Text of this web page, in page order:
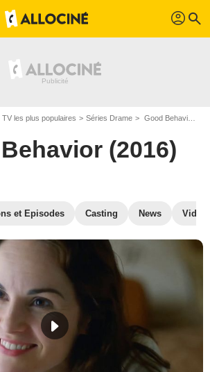
profil search
TV les plus populaires Séries Drame Good Behavior (2016)
(2016)
et Episodes Casting News